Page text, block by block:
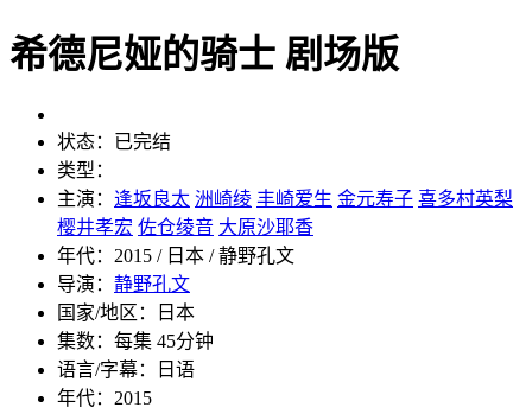
希德尼娅的骑士 剧场版
状态： 已完结
类型：
主演： 逢坂良太 洲崎绫 丰崎爱生 金元寿子 喜多村英梨
樱井孝宏 佐仓绫音 大原沙耶香
年代： 2015 / 日本 / 静野孔文
导演： 静野孔文
国家/地区：
日本
集数： 每集 45分钟
语言/字幕：
日语
年代： 2015